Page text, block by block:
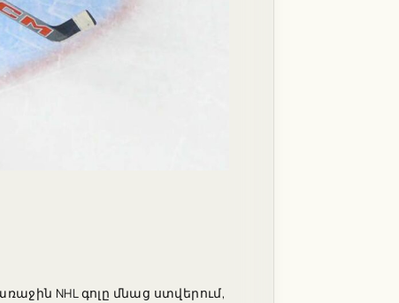
NHL գոլը մնաց ստվերում,